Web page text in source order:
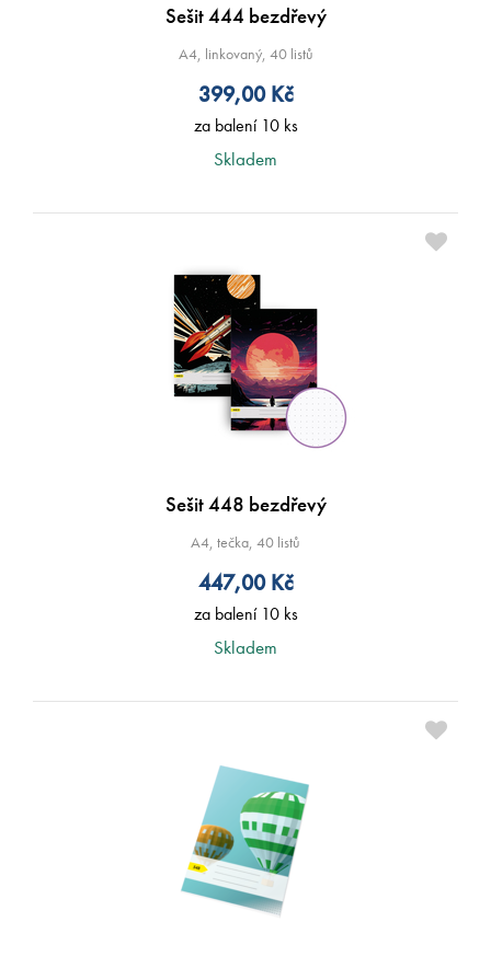
Sešit 444 bezdřevý
A4, linkovaný, 40 listů
399,00Kč
za balení 10 ks
Skladem
Sešit 448 bezdřevý
A4, tečka, 40 listů
447,00Kč
za balení 10 ks
Skladem